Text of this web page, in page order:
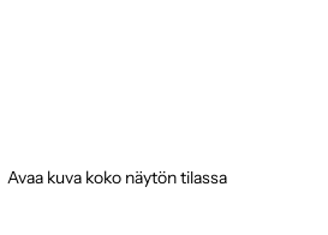
Avaa kuva koko näytön tilassa